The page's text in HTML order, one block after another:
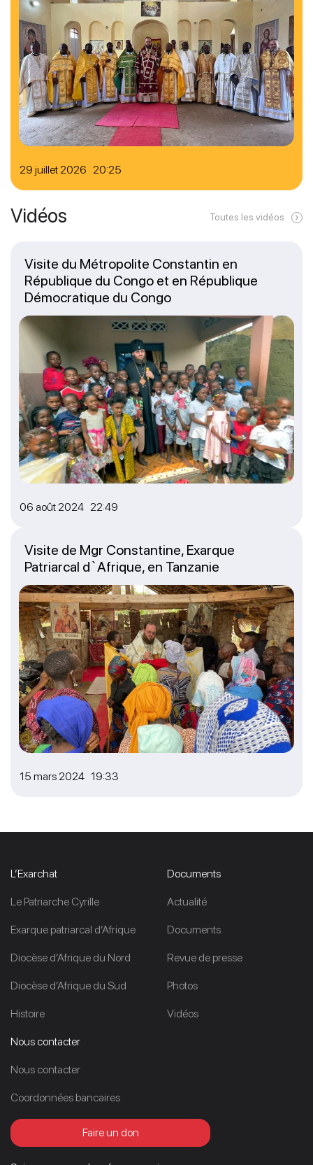
29 juillet 2026 20:25
Vidéos Toutes les vidéos
06 août 2024 22:49
Visite du Métropolite Constantin en
République du Congo et en République
Démocratique du Congo
15 mars 2024 19:33
Visite de Mgr Constantine, Exarque
Patriarcal d`Afrique, en Tanzanie
L’Exarchat
Le Patriarche Cyrille
Exarque patriarcal d’Afrique
Diocèse d’Afrique du Nord
Diocèse d’Afrique du Sud
Histoire
Documents
Actualité
Documents
Revue de presse
Photos
Vidéos
Nous contacter
Nous contacter
Coordonnées bancaires
Faire un don